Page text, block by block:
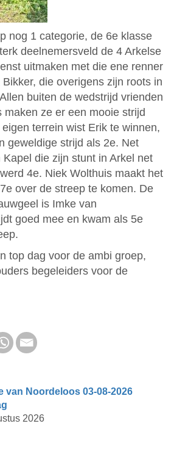
nog 1 categorie, de 6e klasse
deelnemersveld de 4 Arkelse
uitmaken met die ene renner
die overigens zijn roots in
buiten de wedstrijd vrienden
maken ze er een mooie strijd
terrein wist Erik te winnen,
geweldige strijd als 2e. Net
die zijn stunt in Arkel net
4e. Niek Wolthuis maakt het
over de streep te komen. De
is Imke van
goed mee en kwam als 5e
top dag voor de ambi groep,
begeleiders voor de
van Noordeloos 03-08-2026
2026